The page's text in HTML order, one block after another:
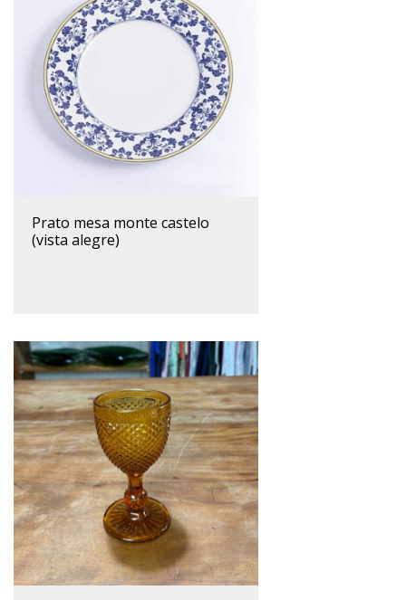
prato mesa monte castelo
(vista alegre)